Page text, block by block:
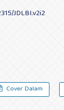
JDLBI.v2i2
Cover Dalam